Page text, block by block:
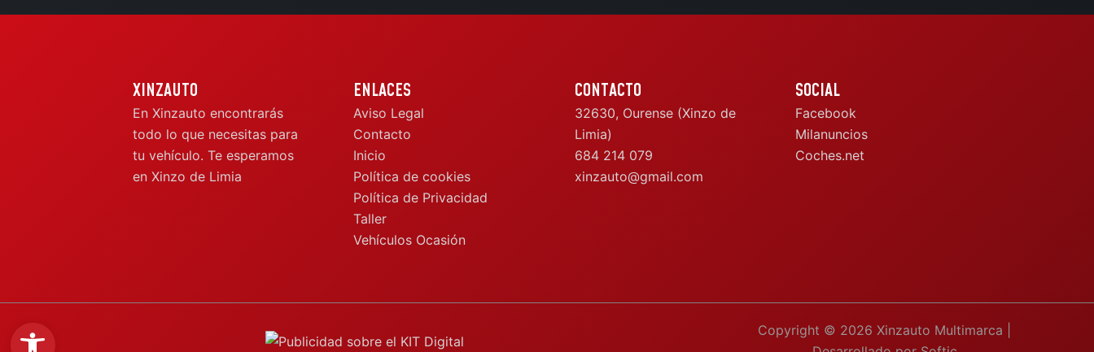
Abrir barra de herramientas
XINZAUTO
En Xinzauto encontrarás
todo lo que necesitas para
tu vehículo. Te esperamos
en Xinzo de Limia
ENLACES
Aviso Legal
Contacto
Inicio
Política de cookies
Política de Privacidad
Taller
Vehículos Ocasión
CONTACTO
32630, Ourense (Xinzo de
Limia)
684 214 079
xinzauto@gmail.com
SOCIAL
Facebook
Milanuncios
Coches.net
Copyright © 2026 Xinzauto Multimarca |